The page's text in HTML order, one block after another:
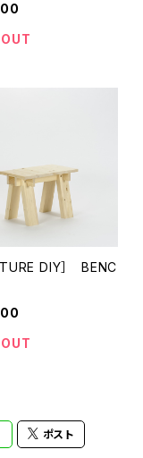
DIY］ BENC
ポスト